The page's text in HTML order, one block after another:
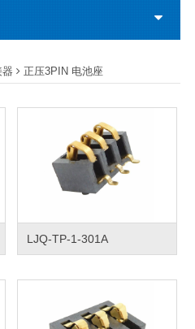
器 正压3PIN 电池座
LJQ-TP-1-301A